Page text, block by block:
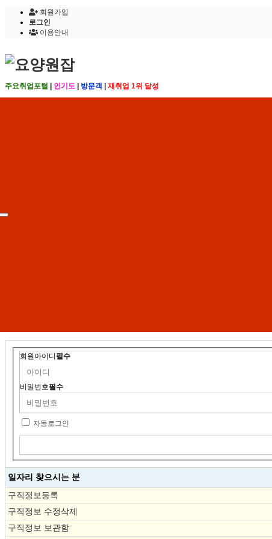
회원가입
로그인
이용안내
주요취업포털 인기도 방문객 재취업 1위 달성
회원아이디 필수
비밀번호필수
자동로그인
일자리 찾으시는 분
구직정보등록
구직정보 수정삭제
구직정보 보관함